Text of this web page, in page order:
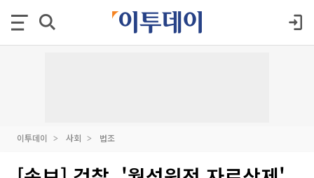
이투데이 사회 법조